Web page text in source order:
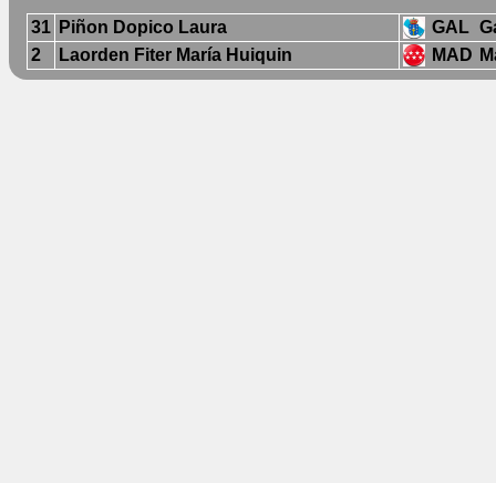
31 Piñon Dopico Laura GAL
2
Laorden Fiter María Huiquin MAD